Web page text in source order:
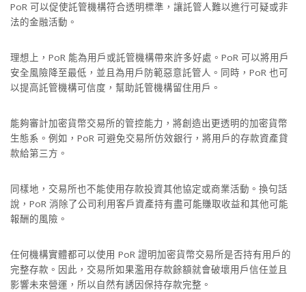
PoR 可以促使託管機構符合透明標準，讓託管人難以進行可疑或非
法的金融活動。
理想上，PoR 能為用戶或託管機構帶來許多好處。PoR 可以將用戶
安全風險降至最低，並且為用戶防範惡意託管人。同時，PoR 也可
以提高託管機構可信度，幫助託管機構留住用戶。
能夠審計加密貨幣交易所的管控能力，將創造出更透明的加密貨幣
生態系。例如，PoR 可避免交易所仿效銀行，將用戶的存款資產貸
款給第三方。
同樣地，交易所也不能使用存款投資其他協定或商業活動。換句話
說，PoR 消除了公司利用客戶資產持有盡可能賺取收益和其他可能
報酬的風險。
任何機構實體都可以使用 PoR 證明加密貨幣交易所是否持有用戶的
完整存款。因此，交易所如果濫用存款餘額就會破壞用戶信任並且
影響未來營運，所以自然有誘因保持存款完整。